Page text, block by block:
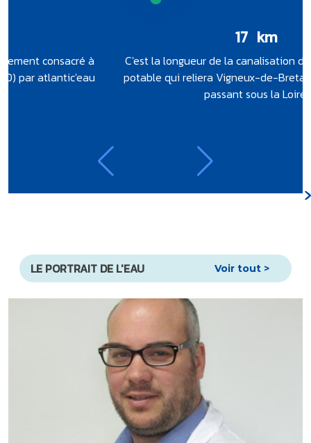
C'est la longueur de la canalisation de transport d'eau
potable qui reliera Vigneux-de-Bretagne à Rouans, en
passant sous la Loire.
LE PORTRAIT DE L'EAU Voir tout >